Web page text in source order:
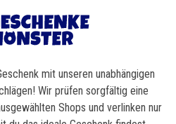
mit unseren unabhängigen
Wir prüfen sorgfältig eine
Shops und verlinken nur